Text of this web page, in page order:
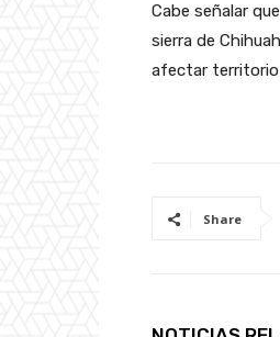
Cabe señalar
sierra de
afectar territorio
Share